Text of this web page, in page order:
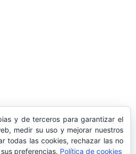
DE TARRAGONA
A LA “CENA DE GALA
MARINAS”
y de terceros para garantizar el
medir su uso y mejorar nuestros
todas las cookies, rechazar las no
preferencias. Política de cookies